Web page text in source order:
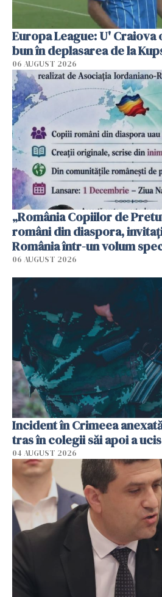
Europa League: U'
bun în deplasarea de la
06 AUGUST 2026
„România Copiilor de
români din diaspora,
România într-un volum
06 AUGUST 2026
Incident în Crimeea
tras în colegii săi apoi a
04 AUGUST 2026